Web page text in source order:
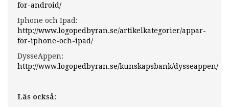
for-android/
Iphone och Ipad:
http://www.logopedbyran.se/artikelkategorier/appar-
for-iphone-och-ipad/
DysseAppen:
http://www.logopedbyran.se/kunskapsbank/dysseappen/
Läs också: